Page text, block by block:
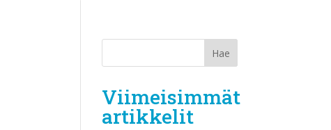
Viimeisimmät
artikkelit